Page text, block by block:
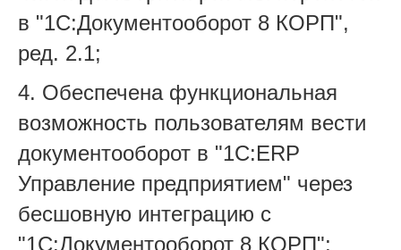
в "1С:Документооборот 8 КОРП",
ред. 2.1;
4. Обеспечена функциональная
возможность пользователям вести
документооборот в "1С:ERP
Управление предприятием" через
бесшовную интеграцию с
"1С:Документооборот 8 КОРП";